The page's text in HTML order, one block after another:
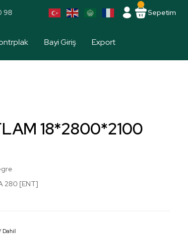
98 Sepetim
Bayi Giriş Export
18*2800*2100
280 [ENT]
Dahil